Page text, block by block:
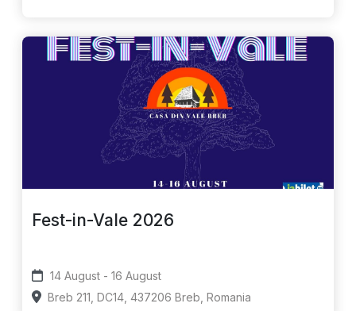
Fest-in-Vale 2026
14 August - 16 August
Breb 211, DC14, 437206 Breb, Romania